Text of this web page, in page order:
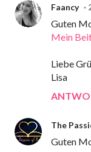
Faancy
Guten
Mein
Liebe
Lisa
The
Guten